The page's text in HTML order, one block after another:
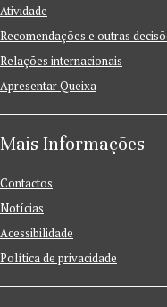
Atividade
Recomendações e outras
Relações internacionais
Apresentar Queixa
Mais Informações
Contactos
Notícias
Acessibilidade
Política de privacidade